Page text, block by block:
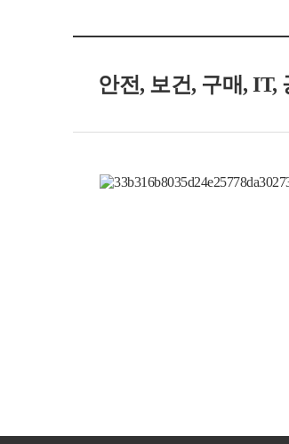
안전, 보건, 구매, IT,